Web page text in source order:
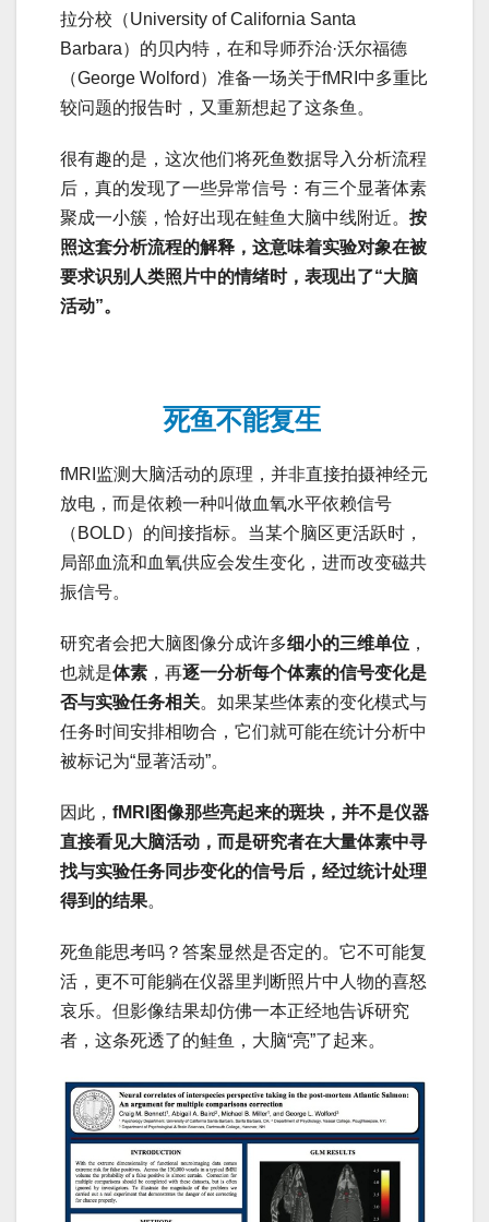
拉分校（University of California Santa
Barbara）的贝内特，在和导师乔治·沃尔福德
（George Wolford）准备一场关于fMRI中多重比
较问题的报告时，又重新想起了这条鱼。
很有趣的是，这次他们将死鱼数据导入分析流程
后，真的发现了一些异常信号：有三个显著体素
聚成一小簇，恰好出现在鲑鱼大脑中线附近。 按
照这套分析流程的解释，这意味着实验对象在被
要求识别人类照片中的情绪时，表现出了“大脑
活动”。
死鱼不能复生
fMRI监测大脑活动的原理，并非直接拍摄神经元
放电，而是依赖一种叫做血氧水平依赖信号
（BOLD）的间接指标。当某个脑区更活跃时，
局部血流和血氧供应会发生变化，进而改变磁共
振信号。
研究者会把大脑图像分成许多细小的三维单位 ，
也就是体素 ，再逐一分析每个体素的信号变化是
否与实验任务相关。如果某些体素的变化模式与
任务时间安排相吻合，它们就可能在统计分析中
被标记为“显著活动”。
因此， fMRI图像那些亮起来的斑块，并不是仪器
直接看见大脑活动，而是研究者在大量体素中寻
找与实验任务同步变化的信号后，经过统计处理
得到的结果。
死鱼能思考吗？答案显然是否定的。它不可能复
活，更不可能躺在仪器里判断照片中人物的喜怒
哀乐。但影像结果却仿佛一本正经地告诉研究
者，这条死透了的鲑鱼，大脑“亮”了起来。